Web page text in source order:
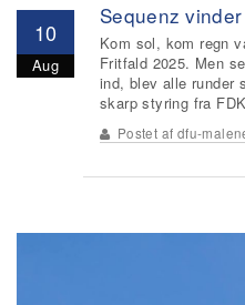
10
Aug
Sequenz
Kom sol, kom regn
Fritfald 2025. Men
ind, blev alle runder
skarp styring fra
Postet af dfu-